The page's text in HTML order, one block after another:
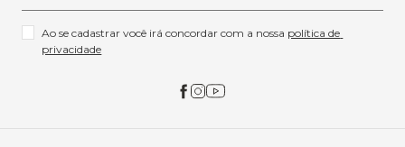
Ao se cadastrar você irá concordar com a nossa política de
privacidade